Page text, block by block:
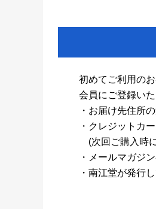
初めてご利用の
会員にご登録い
・お届け先住所
・クレジットカ
(次回ご購入時
・メールマガジ
・南江堂が発行